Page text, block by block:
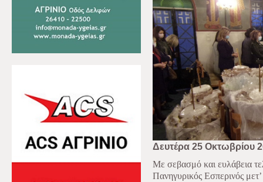
Δευτέρα 25 Οκτωβρίου
Με σεβασμό και ευλάβεια
Πανηγυρικός Εσπερινός